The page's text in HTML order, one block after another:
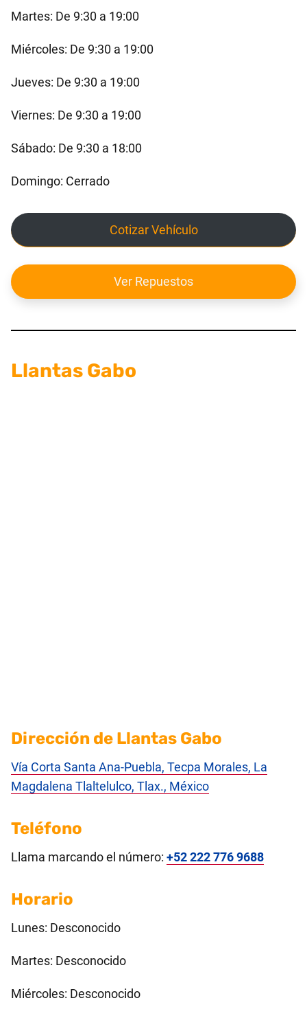
Martes: De 9:30 a 19:00
Miércoles: De 9:30 a 19:00
Jueves: De 9:30 a 19:00
Viernes: De 9:30 a 19:00
Sábado: De 9:30 a 18:00
Domingo: Cerrado
Cotizar Vehículo
Ver Repuestos
Llantas Gabo
Dirección de Llantas Gabo
Vía Corta Santa Ana-Puebla, Tecpa Morales, La
Magdalena Tlaltelulco, Tlax., México
Teléfono
Llama marcando el número: +52 222 776 9688
Horario
Lunes: Desconocido
Martes: Desconocido
Miércoles: Desconocido